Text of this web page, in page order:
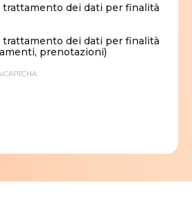
trattamento dei dati per finalità
trattamento dei dati per finalità
prenotazioni)